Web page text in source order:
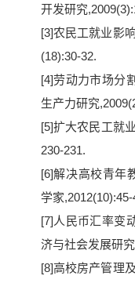
开发研究
[3]农民工就业影
(18):30-32.
[4]劳动力市场分
生产力研究
[5]扩大农民工就
230-231.
[6]解决高校青年
学家,2012(10):45-
[7]人民币汇率变
济与社会发展研
[8]高校房产管理